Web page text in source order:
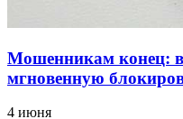
Мошенникам конец: в
мгновенную
4 июня